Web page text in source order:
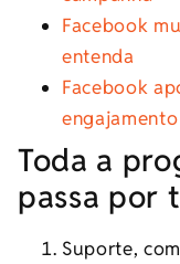
Facebook
entenda
Facebook
Toda a
passa por
Suporte,